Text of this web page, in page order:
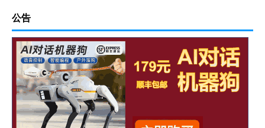
公告